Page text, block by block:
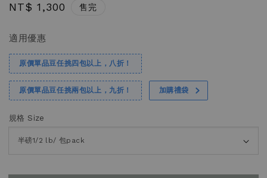
Regular
NT$ 1,300 售完
適用優惠
原價單品豆任挑四包以上，八折！
原價單品豆任挑兩包以上，九折！ 加購禮袋
規格 Size